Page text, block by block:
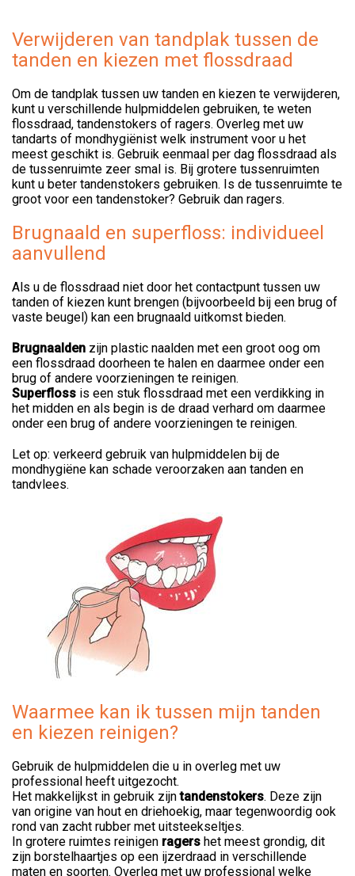
Verwijderen van tandplak tussen de
tanden en kiezen met flossdraad
Om de tandplak tussen uw tanden en kiezen te verwijderen,
kunt u verschillende hulpmiddelen gebruiken, te weten
flossdraad, tandenstokers of ragers. Overleg met uw
tandarts of mondhygiënist welk instrument voor u het
meest geschikt is. Gebruik eenmaal per dag flossdraad als
de tussenruimte zeer smal is. Bij grotere tussenruimten
kunt u beter tandenstokers gebruiken. Is de tussenruimte te
groot voor een tandenstoker? Gebruik dan ragers.
Brugnaald en superfloss: individueel
aanvullend
Als u de flossdraad niet door het contactpunt tussen uw
tanden of kiezen kunt brengen (bijvoorbeeld bij een brug of
vaste beugel) kan een brugnaald uitkomst bieden.
Brugnaalden zijn plastic naalden met een groot oog om
een flossdraad doorheen te halen en daarmee onder een
brug of andere voorzieningen te reinigen.
Superfloss is een stuk flossdraad met een verdikking in
het midden en als begin is de draad verhard om daarmee
onder een brug of andere voorzieningen te reinigen.
Let op: verkeerd gebruik van hulpmiddelen bij de
mondhygiëne kan schade veroorzaken aan tanden en
tandvlees.
Waarmee kan ik tussen mijn tanden
en kiezen reinigen?
Gebruik de hulpmiddelen die u in overleg met uw
professional heeft uitgezocht.
Het makkelijkst in gebruik zijntandenstokers. Deze zijn
van origine van hout en driehoekig, maar tegenwoordig ook
rond van zacht rubber met uitsteekseltjes.
In grotere ruimtes reinigen ragers het meest grondig, dit
zijn borstelhaartjes op een ijzerdraad in verschillende
maten en soorten. Overleg met uw professional welke